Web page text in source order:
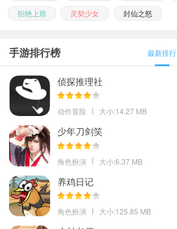
拒绝上班
灵契少女 封仙之怒
手游排行榜 最新排行
侦探推理社
动作冒险 大小:14.27 MB
少年刀剑笑
角色扮演 大小:6.37 MB
养鸡日记
角色扮演 大小:125.85 MB